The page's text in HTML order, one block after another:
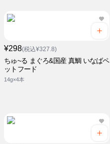
¥298(税込¥327.8)
ちゅ~る まぐろ&国産 真鯛 いなばペ
ットフード
14g×4本